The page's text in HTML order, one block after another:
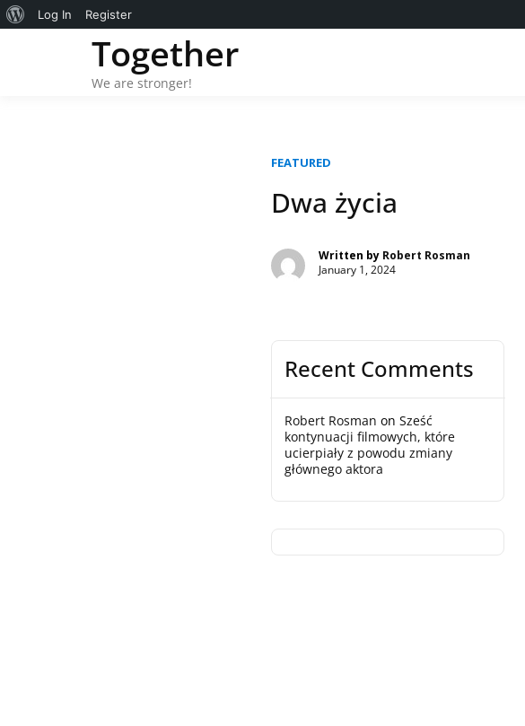
Together
We are stronger!
FEATURED
Dwa życia
Written by Robert Rosman
January 1, 2024
Recent Comments
Robert Rosman on Sześć
kontynuacji filmowych, które
ucierpiały z powodu zmiany
głównego aktora
About
Log In Register